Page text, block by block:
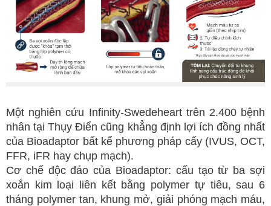
Một nghiên cứu Infinity-Swedeheart trên 2.400 bệnh
nhân tại Thụy Điển cũng khẳng định lợi ích đồng nhất
của Bioadaptor bất kể phương pháp cấy (IVUS, OCT,
FFR, iFR hay chụp mạch).
Cơ chế độc đáo của Bioadaptor: cấu tạo từ ba sợi
xoắn kim loại liên kết bằng polymer tự tiêu, sau 6
tháng polymer tan, khung mở, giải phóng mạch máu,